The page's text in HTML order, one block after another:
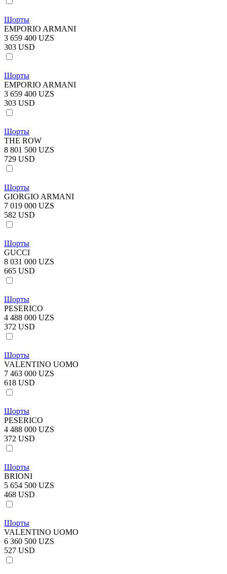
Шорты
EMPORIO ARMANI
3 659 400 UZS
303 USD
Шорты
EMPORIO ARMANI
3 659 400 UZS
303 USD
Шорты
THE ROW
8 801 500 UZS
729 USD
Шорты
GIORGIO ARMANI
7 019 000 UZS
582 USD
Шорты
GUCCI
8 031 000 UZS
665 USD
Шорты
PESERICO
4 488 000 UZS
372 USD
Шорты
VALENTINO UOMO
7 463 000 UZS
618 USD
Шорты
PESERICO
4 488 000 UZS
372 USD
Шорты
BRIONI
5 654 500 UZS
468 USD
Шорты
VALENTINO UOMO
6 360 500 UZS
527 USD